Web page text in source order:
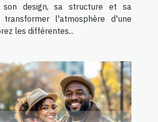
design, sa structure et sa
l'atmosphère d'une
les différentes...